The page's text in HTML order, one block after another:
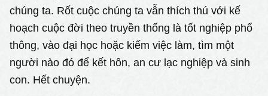
chúng ta. Rốt cuộc chúng ta vẫn thích thú với kế
hoạch cuộc đời theo truyền thống là tốt nghiệp phổ
thông, vào đại học hoặc kiếm việc làm, tìm một
người nào đó để kết hôn, an cư lạc nghiệp và sinh
con. Hết chuyện.